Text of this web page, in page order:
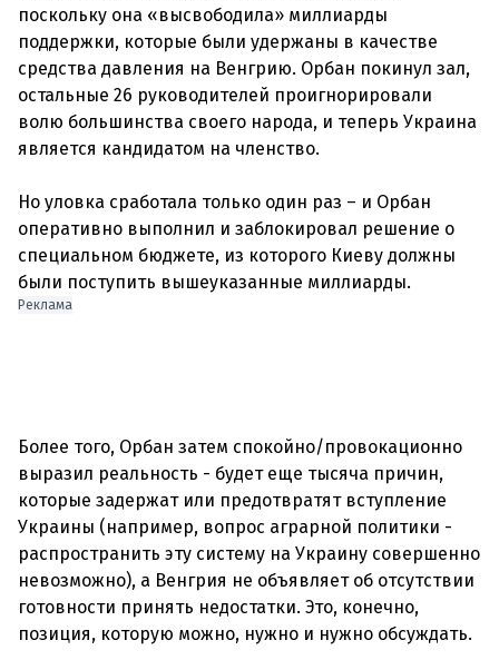
поскольку она «высвободила» миллиарды
поддержки, которые были удержаны в качестве
средства давления на Венгрию. Орбан покинул зал,
остальные 26 руководителей проигнорировали
волю большинства своего народа, и теперь Украина
является кандидатом на членство.
Но уловка сработала только один раз – и Орбан
оперативно выполнил и заблокировал решение о
специальном бюджете, из которого Киеву должны
были поступить вышеуказанные миллиарды.
Реклама
Более того, Орбан затем спокойно/провокационно
выразил реальность - будет еще тысяча причин,
которые задержат или предотвратят вступление
Украины (например, вопрос аграрной политики -
распространить эту систему на Украину совершенно
невозможно), а Венгрия не объявляет об отсутствии
готовности принять недостатки. Это, конечно,
позиция, которую можно, нужно и нужно обсуждать.